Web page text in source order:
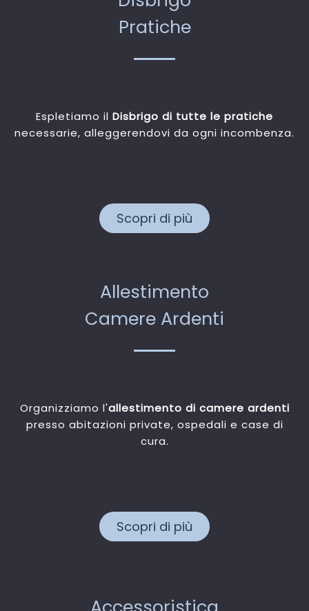
Pratiche
Espletiamo il Disbrigo di tutte le pratiche
necessarie, alleggerendovi da ogni incombenza.
Scopri di più
Allestimento
Camere Ardenti
Organizziamo l'allestimento di camere ardenti
presso abitazioni private, ospedali e case di
cura.
Scopri di più